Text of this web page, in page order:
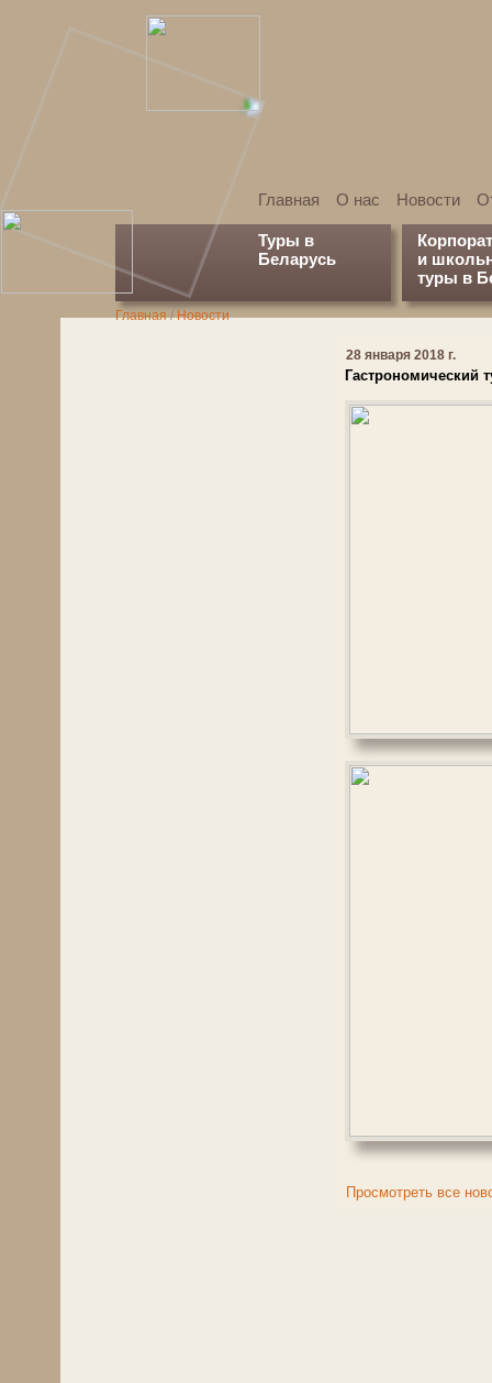
Главная О нас Новости
Туры в
Беларусь
и
туры в
Главная/Новости
28 января 2018 г.
Гастрономический
Просмотреть все